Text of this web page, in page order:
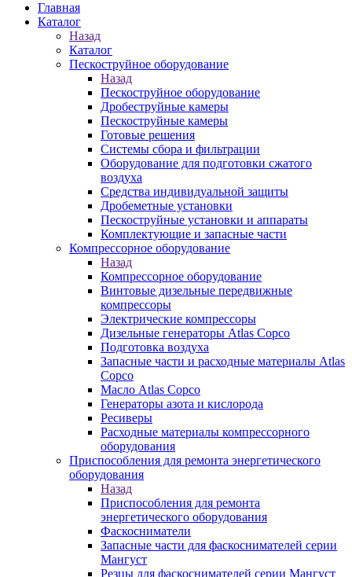
Главная
Каталог
Назад
Каталог
Пескоструйное оборудование
Назад
Пескоструйное оборудование
Дробеструйные камеры
Пескоструйные камеры
Готовые решения
Системы сбора и фильтрации
Оборудование для подготовки сжатого
воздуха
Средства индивидуальной защиты
Дробеметные установки
Пескоструйные установки и аппараты
Комплектующие и запасные части
Компрессорное оборудование
Назад
Компрессорное оборудование
Винтовые дизельные передвижные
компрессоры
Электрические компрессоры
Дизельные генераторы Atlas Copco
Подготовка воздуха
Запасные части и расходные материалы Atlas
Copco
Масло Atlas Copco
Генераторы азота и кислорода
Ресиверы
Расходные материалы компрессорного
оборудования
Приспособления для ремонта энергетического
оборудования
Назад
Приспособления для ремонта
энергетического оборудования
Фаскосниматели
Запасные части для фаскоснимателей серии
Мангуст
Резцы для фаскоснимателей серии Мангуст